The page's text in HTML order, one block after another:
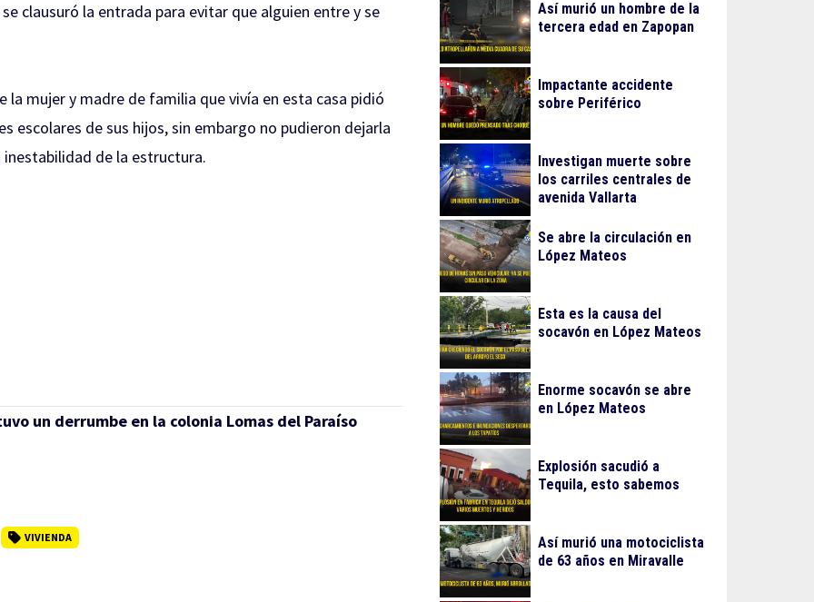
clausuró la entrada para evitar que alguien entre y se
mujer y madre de familia que vivía en esta casa pidió
escolares de sus hijos, sin embargo no pudieron dejarla
de la estructura.
un derrumbe en la colonia Lomas del Paraíso
VIVIENDA
Así murió un hombre de la
tercera edad en Zapopan
Impactante accidente
sobre Periférico
Investigan muerte sobre
los carriles centrales de
avenida Vallarta
Se abre la circulación en
López Mateos
Esta es la causa del
socavón en López Mateos
Enorme socavón se abre
en López Mateos
Explosión sacudió a
Tequila, esto sabemos
Así murió una motociclista
de 63 años en Miravalle